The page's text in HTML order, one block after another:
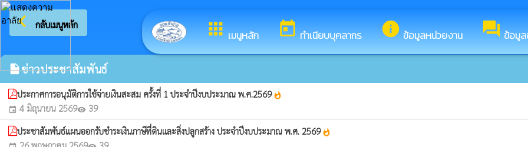
appsเมนูหลัก todayทำเนียบบุคลากร infoข้อมูลหน่วยงาน forumข้อมูล
arrow_back_ios กลับเมนูหลัก ยินดีต้อนรับสู่เว็บไซต์ของ องค์การบริหารส่วนตำบลขัวก่าย
insert_drive_fileข่าวประชาสัมพันธ์
ประกาศการอนุมัติการใช้จ่ายเงินสะสม ครั้งที่ 1 ประจำปีงบประมาณ พ.ศ.2569whatshot
event 4 มิถุนายน 2569visibility 39
ประชาสัมพันธ์แผนออกรับชำระเงินภาษีที่ดินและสิ่งปลูกสร้าง ประจำปีงบประมาณ พ.ศ. 2569whatshot